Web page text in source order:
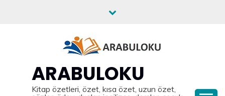
ARABULOKU
Kitap özetleri, özet, kısa özet, uzun özet,